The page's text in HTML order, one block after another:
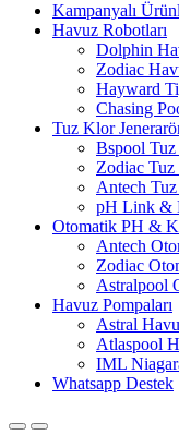
Kampanyalı
Havuz Robotları
Dolphin
Zodiac
Hayward
Chasing
Tuz Klor
Bspool
Zodiac
Antech
pH Link &
Otomatik PH &
Antech
Zodiac
Astralpool
Havuz Pompaları
Astral
Atlaspool
IML
Whatsapp Destek